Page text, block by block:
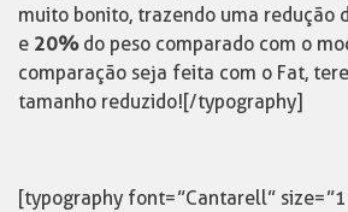
muito bonito, trazendo uma redução
e 20%do peso comparado com o
comparação seja feita com o Fat,
tamanho reduzido![/typography]
[typography font=”Cantarell”